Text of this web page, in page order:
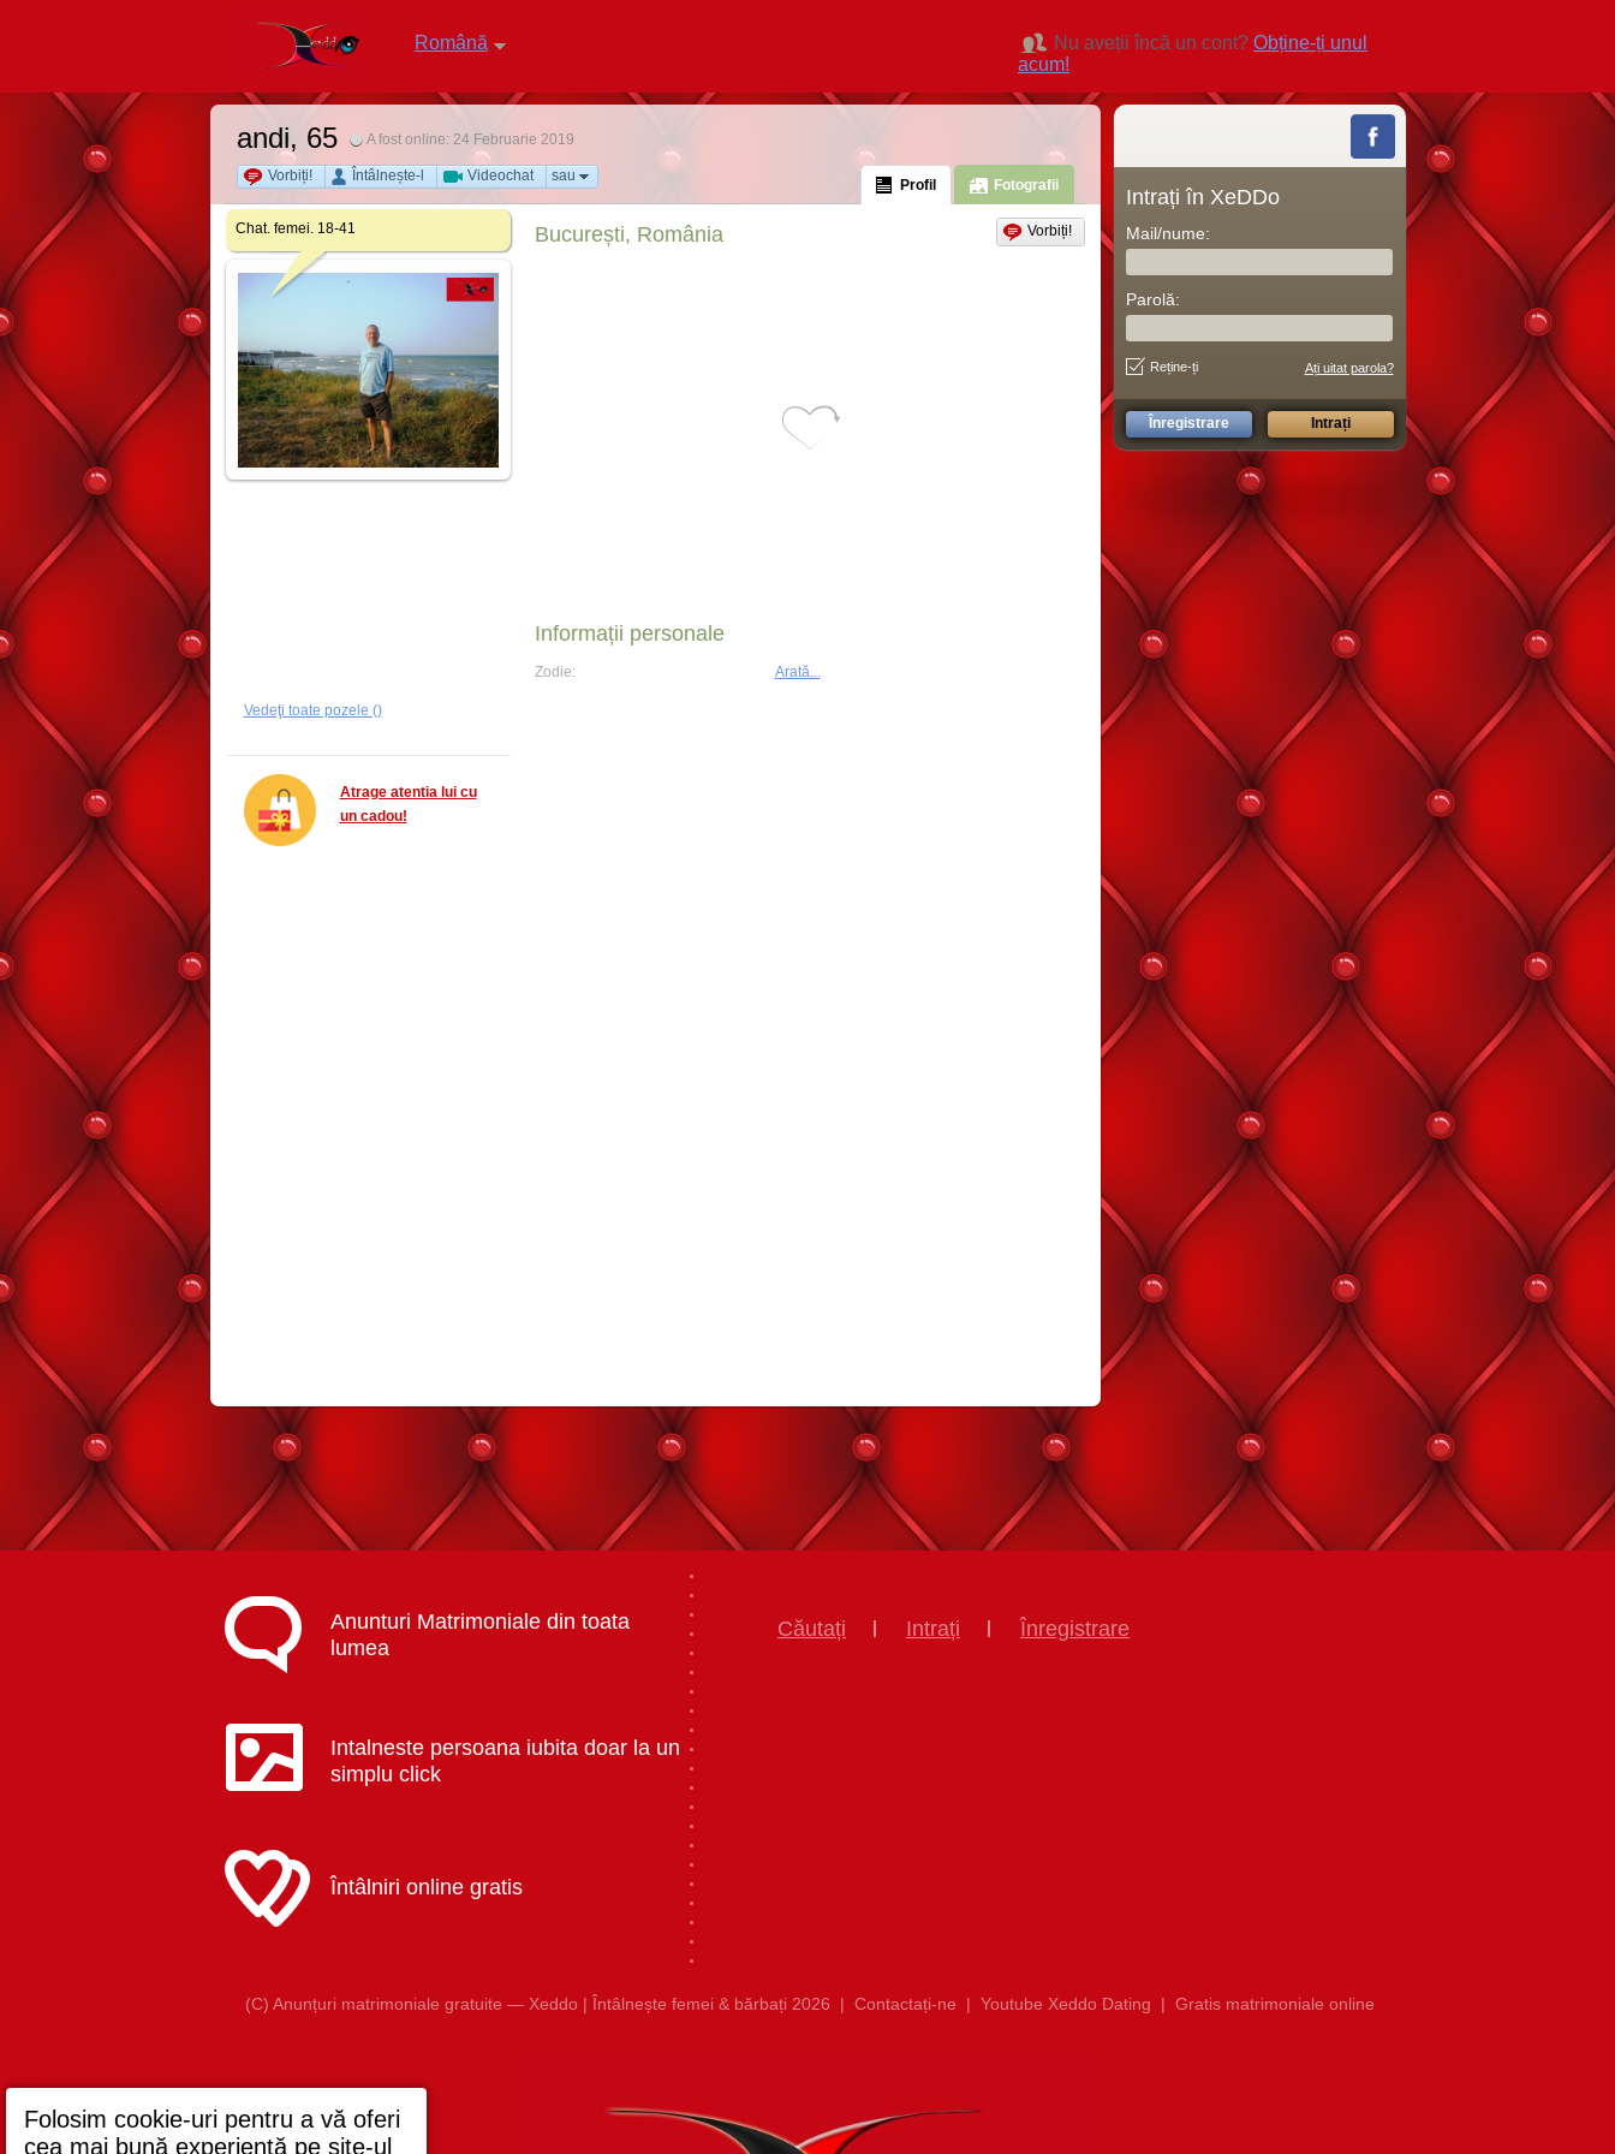
Română Nu aveții încă un cont? Obține-ți unul
acum!
andi, 65 A fost online: 24 Februarie 2019
Vorbiți! Întâlnește-l Videochat sau
Profil Fotografii
Chat. femei. 18-41
Vedeţi toate pozele ()
Atrage atentia lui cu
un cadou!
Vorbiți!
București, România
Informații personale
Zodie: Arată...
Intrați în XeDDo
Mail/nume:
Parolă:
Reține-ți Ați uitat parola?
Anunturi Matrimoniale din toata
lumea
Intalneste persoana iubita doar la un
simplu click
Întâlniri online gratis
Căutați Intrați Înregistrare
(C) Anunțuri matrimoniale gratuite — Xeddo | Întâlnește femei & bărbați 2026 | Contactați-ne | Youtube Xeddo Dating | Gratis matrimoniale online
Folosim cookie-uri pentru a vă oferi
cea mai bună experiență pe site-ul